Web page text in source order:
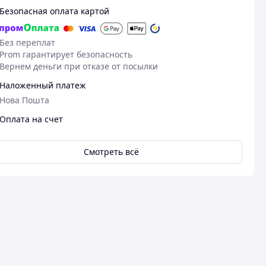
Безопасная оплата картой
Без переплат
Prom гарантирует безопасность
Вернем деньги при отказе от посылки
Наложенный платеж
Нова Пошта
Оплата на счет
Смотреть всё